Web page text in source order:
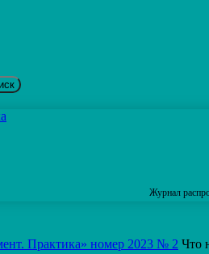
Журнал
Практика» номер 2023 № 2 Что